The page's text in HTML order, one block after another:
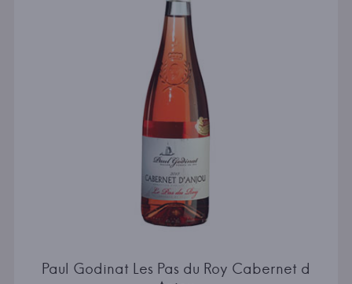
Paul Godinat Les Pas du Roy Cabernet d